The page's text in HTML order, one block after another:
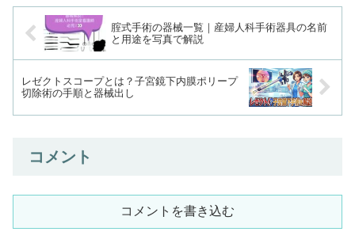
腟式手術の器械一覧｜産婦人科手術器具の名前
と用途を写真で解説
レゼクトスコープとは？子宮鏡下内膜ポリープ
切除術の手順と器械出し
コメント
コメントを書き込む